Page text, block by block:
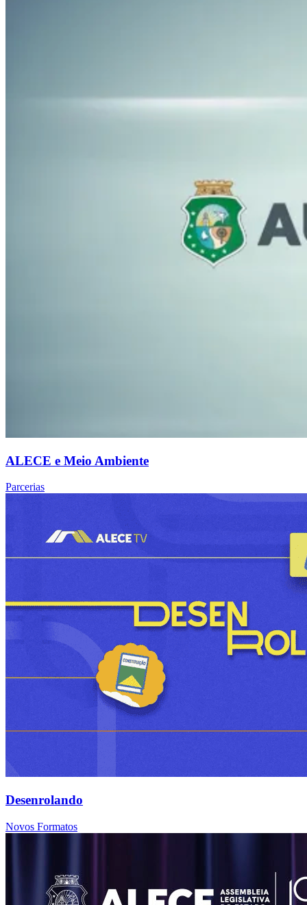
ALECE e Meio Ambiente
Parcerias
Desenrolando
Novos Formatos